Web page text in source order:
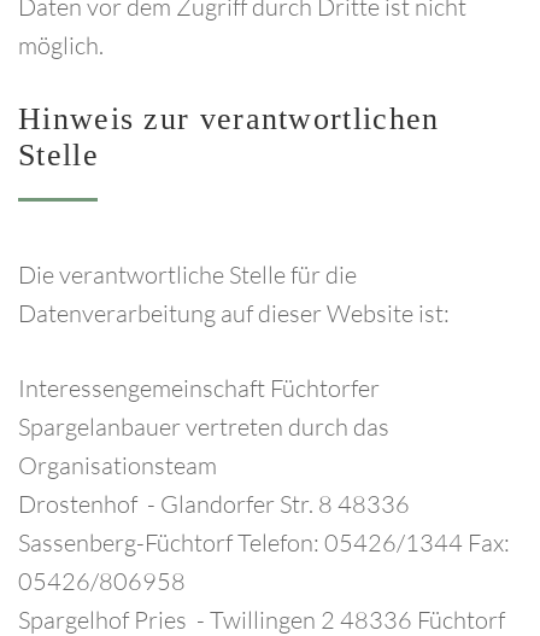
Daten vor dem Zugriff durch Dritte ist nicht
möglich.
Hinweis zur verantwortlichen
Stelle
Die verantwortliche Stelle für die
Datenverarbeitung auf dieser Website ist:
Interessengemeinschaft Füchtorfer
Spargelanbauer vertreten durch das
Organisationsteam
Drostenhof - Glandorfer Str. 8 48336
Sassenberg-Füchtorf Telefon: 05426/1344 Fax:
05426/806958
Spargelhof Pries - Twillingen 2 48336 Füchtorf